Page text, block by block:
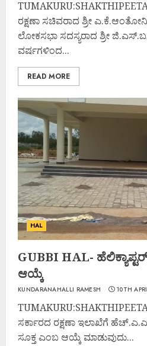
ರಕ್ಷಣಾ ಸಚಿವರಾದ ಶ್ರೀ
ಲೋಕಸಭಾ ಸದಸ್ಯರಾದ ಶ್ರೀ
ವರ್ಷಗಳಿಂದ...
READ MORE
HAL
GUBBI HAL-
ಆಯ್ಕೆ
KUNDARANAHALLI RAMESH 10TH
ಸರ್ಕಾರದ ರಕ್ಷಣಾ ಇಲಾಖೆಗೆ
ಸೂಕ್ತ ಎಂಬ ಆಯ್ಕೆ ಮಾಡುವುದು...